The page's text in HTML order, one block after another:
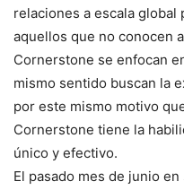
relaciones a escala
aquellos que no conocen
Cornerstone se enfocan
mismo sentido buscan la
por este mismo motivo
Cornerstone tiene la
único y efectivo.
El pasado mes de junio